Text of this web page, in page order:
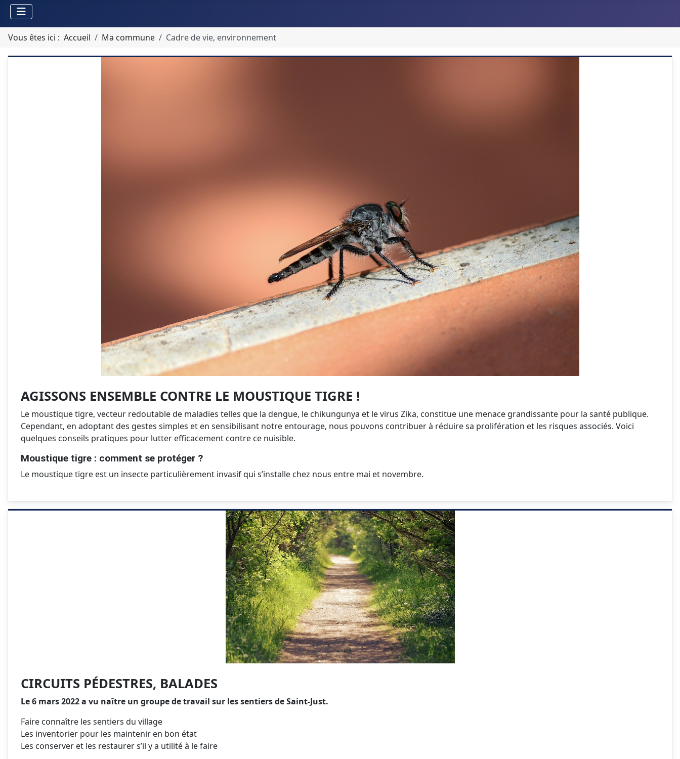
Vous êtes ici : Accueil Ma commune Cadre de vie, environnement
AGISSONS ENSEMBLE CONTRE LE MOUSTIQUE TIGRE !
Le moustique tigre, vecteur redoutable de maladies telles que la dengue, le chikungunya et le virus Zika, constitue une menace grandissante pour la santé publique.
Cependant, en adoptant des gestes simples et en sensibilisant notre entourage, nous pouvons contribuer à réduire sa prolifération et les risques associés. Voici
quelques conseils pratiques pour lutter efficacement contre ce nuisible.
Moustique tigre : comment se protéger ?
Le moustique tigre est un insecte particulièrement invasif qui s’installe chez nous entre mai et novembre.
CIRCUITS PÉDESTRES, BALADES
Le 6 mars 2022 a vu naître un groupe de travail sur les sentiers de Saint-Just.
Faire connaître les sentiers du village
Les inventorier pour les maintenir en bon état
Les conserver et les restaurer s’il y a utilité à le faire